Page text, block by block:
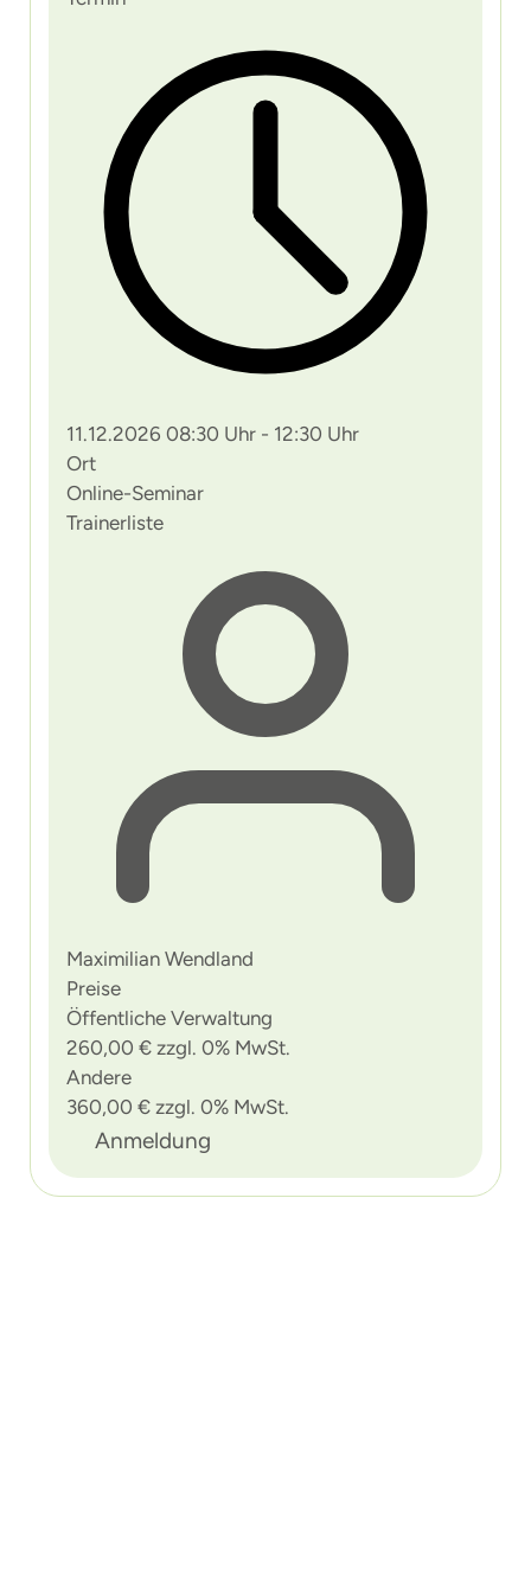
11.12.2026 08:30 Uhr - 12:30 Uhr
Ort
Online-Seminar
Trainerliste
Maximilian Wendland
Preise
Öffentliche Verwaltung
260,00 € zzgl. 0% MwSt.
Andere
360,00 € zzgl. 0% MwSt.
Anmeldung